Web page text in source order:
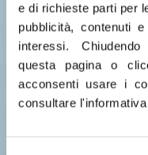
e di richieste parti per
pubblicità, contenuti
interessi.
questa pagina o
acconsenti usare i
consultare